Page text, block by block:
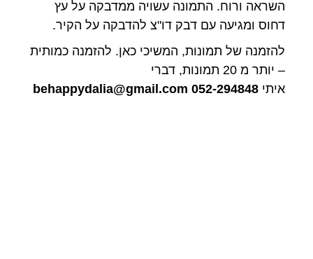
השראה ורוח. התמונה עשויה ממדבקה על עץ
דחוס ומגיעה עם דבק דו"צ להדבקה על הקיר.
להזמנה של תמונות, המשיכי כאן. להזמנה כמותית
– יותר מ 20 תמונות, דברי
איתי
behappydalia@gmail.com 052-294848